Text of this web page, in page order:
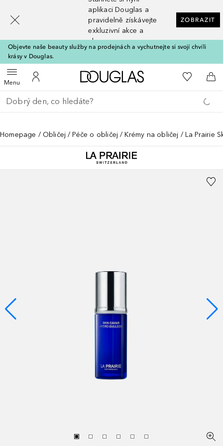
aplikaci Douglas a
pravidelně získávejte
exkluzivní akce a
slevy
ZOBRAZIT
Objevte naše beauty služby na prodejnách a vychutnejte si svojí chvíli
krásy v Douglas.
MenuOtevřít menuK mému účtu
Domů K mému
Do
Vraťte se
Proveďte vyhledávání
Homepage Obličej Péče o obličej Krémy na obličej La Prairie
[navigation.slideout.screenreader]